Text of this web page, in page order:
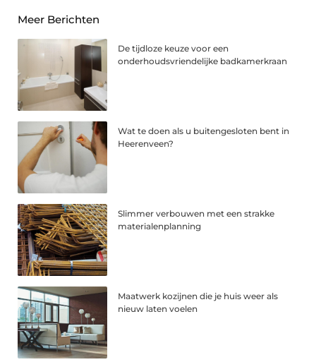
Meer Berichten
De tijdloze keuze voor een
onderhoudsvriendelijke badkamerkraan
Wat te doen als u buitengesloten bent in
Heerenveen?
Slimmer verbouwen met een strakke
materialenplanning
Maatwerk kozijnen die je huis weer als
nieuw laten voelen